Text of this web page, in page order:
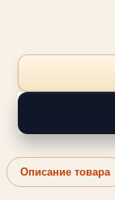
Описание товара